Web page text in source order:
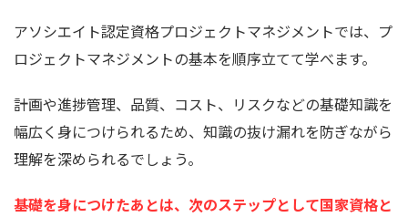
アソシエイト認定資格プロジェクトマネジメントでは、プ
ロジェクトマネジメントの基本を順序立てて学べます。
計画や進捗管理、品質、コスト、リスクなどの基礎知識を
幅広く身につけられるため、知識の抜け漏れを防ぎながら
理解を深められるでしょう。
基礎を身につけたあとは、次のステップとして国家資格と